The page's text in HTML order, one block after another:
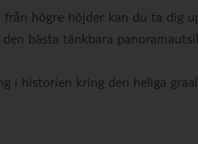
från högre höjder kan du ta dig
bästa tänkbara
i historien kring den heliga